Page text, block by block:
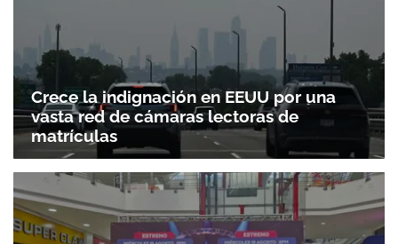
Crece la indignación en EEUU por una
vasta red de cámaras lectoras de
matrículas